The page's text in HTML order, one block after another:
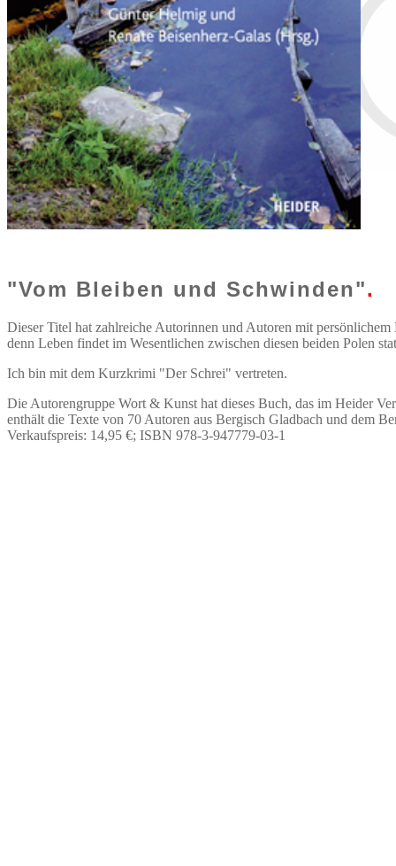
"Vom Bleiben und Schwinden".
Dieser Titel hat zahlreiche Autorinnen und Autoren mit
denn Leben findet im Wesentlichen zwischen diesen beiden Polen
Ich bin mit dem Kurzkrimi "Der Schrei" vertreten.
Die Autorengruppe Wort & Kunst hat dieses Buch, das im Heider
enthält die Texte von 70 Autoren aus Bergisch Gladbach und dem
Verkaufspreis: 14,95 €; ISBN 978-3-947779-03-1